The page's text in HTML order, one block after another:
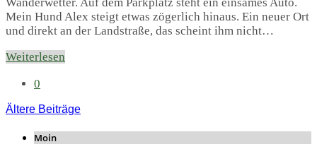
Mein Hund Alex steigt etwas zögerlich hinaus. Ein neuer Ort
und direkt an der Landstraße, das scheint ihm nicht…
Weiterlesen
0
Ältere Beiträge
Moin